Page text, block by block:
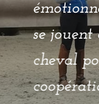
se
cheval